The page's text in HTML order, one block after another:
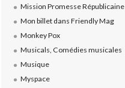
Mission Promesse Républicaine
Mon billet dans Friendly Mag
Monkey Pox
Musicals, Comédies musicales
Musique
Myspace